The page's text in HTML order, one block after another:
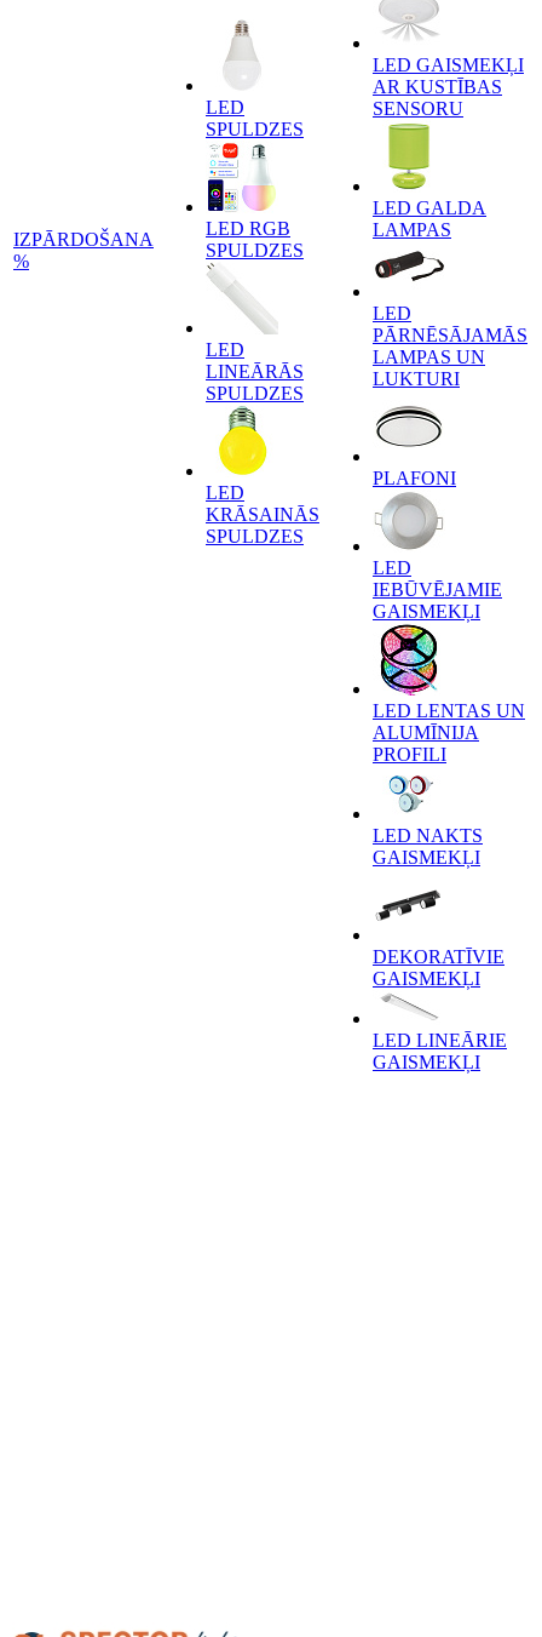
IZPĀRDOŠANA
%
LED
SPULDZES
LED RGB
SPULDZES
LED
LINEĀRĀS
SPULDZES
LED
KRĀSAINĀS
SPULDZES
LED GAISMEKĻI
AR KUSTĪBAS
SENSORU
LED GALDA
LAMPAS
LED
PĀRNĒSĀJAMĀS
LAMPAS UN
LUKTURI
PLAFONI
LED
IEBŪVĒJAMIE
GAISMEKĻI
LED LENTAS UN
ALUMĪNIJA
PROFILI
LED NAKTS
GAISMEKĻI
DEKORATĪVIE
GAISMEKĻI
LED LINEĀRIE
GAISMEKĻI